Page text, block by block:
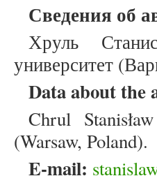
Сведения об
Хруль
университет
Data about the
Chrul
(Warsaw, Poland).
E-mail: